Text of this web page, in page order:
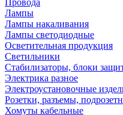
Провода
Лампы
Лампы накаливания
Лампы светодиодные
Осветительная продукция
Светильники
Стабилизаторы, блоки
Электрика разное
Электроустановочные
Розетки, разъемы,
Хомуты кабельные